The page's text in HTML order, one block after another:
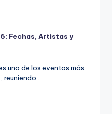
Fechas, Artistas y
uno de los eventos más
reuniendo…